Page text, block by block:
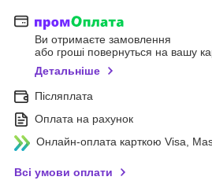
Ви отримаєте замовлення
або гроші повернуться на вашу
Детальніше
Післяплата
Оплата на рахунок
Онлайн-оплата карткою Visa,
Всі умови оплати